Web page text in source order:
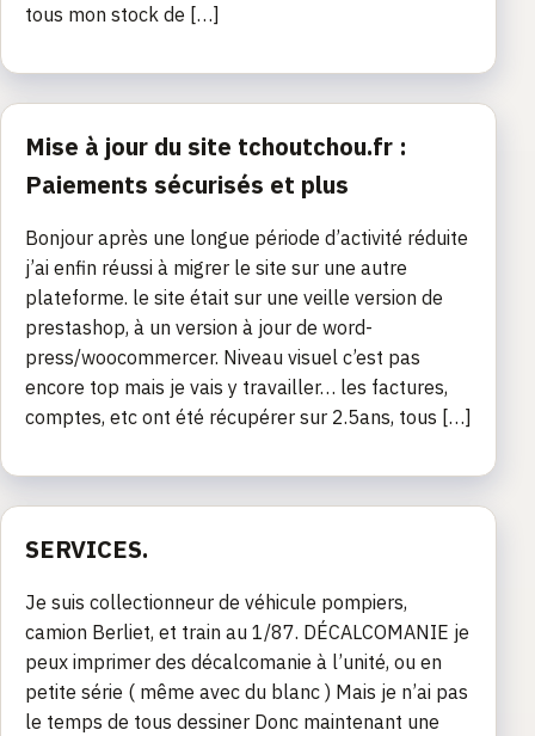
tous mon stock de […]
Mise à jour du site tchoutchou.fr :
Paiements sécurisés et plus
Bonjour après une longue période d’activité réduite
j’ai enfin réussi à migrer le site sur une autre
plateforme. le site était sur une veille version de
prestashop, à un version à jour de word-
press/woocommercer. Niveau visuel c’est pas
encore top mais je vais y travailler… les factures,
comptes, etc ont été récupérer sur 2.5ans, tous […]
SERVICES.
Je suis collectionneur de véhicule pompiers,
camion Berliet, et train au 1/87. DÉCALCOMANIE je
peux imprimer des décalcomanie à l’unité, ou en
petite série ( même avec du blanc ) Mais je n’ai pas
le temps de tous dessiner Donc maintenant une